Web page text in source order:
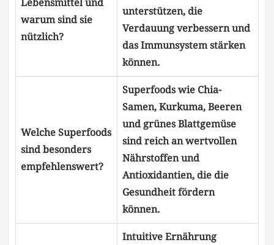
Lebensmittel und
warum sind sie
⁤nützlich?
unterstützen, ⁤die
⁤Verdauung ​verbessern‍ und
das Immunsystem stärken
können.
Welche Superfoods
sind besonders⁤
empfehlenswert?
Superfoods wie​ Chia-
Samen, ⁤Kurkuma, Beeren
und grünes⁣ Blattgemüse‍
sind reich an⁤ wertvollen
Nährstoffen und
Antioxidantien, ⁤die die
Gesundheit fördern
können.
Intuitive Ernährung